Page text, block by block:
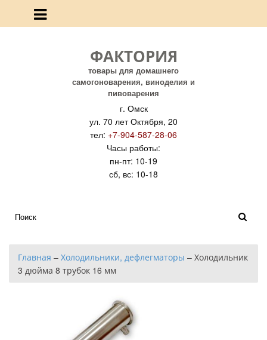
ФАКТОРИЯ
товары для домашнего
самогоноварения, виноделия и
пивоварения
г. Омск
ул. 70 лет Октября, 20
тел: +7-904-587-28-06
Часы работы:
пн-пт: 10-19
сб, вс: 10-18
Главная – Холодильники, дефлегматоры – Холодильник
3 дюйма 8 трубок 16 мм